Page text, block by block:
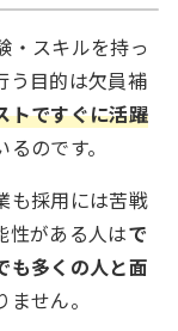
・スキルを持っ
う目的は欠員補
トですぐに活躍
のです。
も採用には苦戦
性がある人はで
も多くの人と面
せん。